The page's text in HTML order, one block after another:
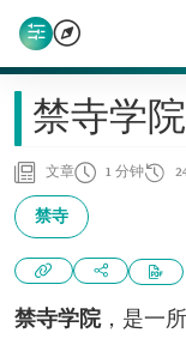
禁寺学院
文章 1 分钟
禁寺
禁寺学院，是一